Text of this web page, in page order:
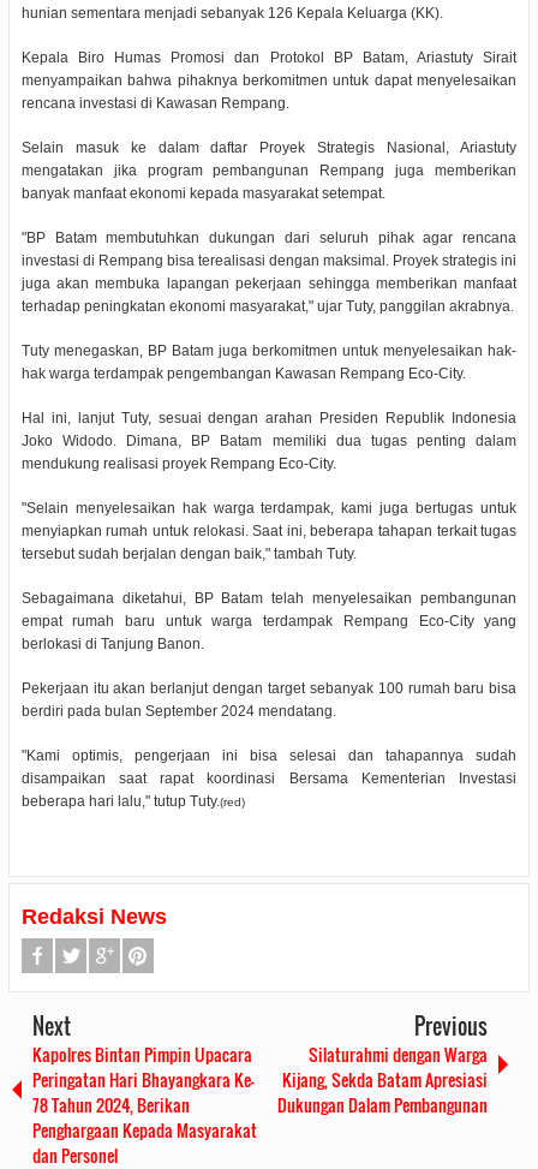
hunian sementara menjadi sebanyak 126 Kepala Keluarga (KK).
Kepala Biro Humas Promosi dan Protokol BP Batam, Ariastuty Sirait
menyampaikan bahwa pihaknya berkomitmen untuk dapat menyelesaikan
rencana investasi di Kawasan Rempang.
Selain masuk ke dalam daftar Proyek Strategis Nasional, Ariastuty
mengatakan jika program pembangunan Rempang juga memberikan
banyak manfaat ekonomi kepada masyarakat setempat.
"BP Batam membutuhkan dukungan dari seluruh pihak agar rencana
investasi di Rempang bisa terealisasi dengan maksimal. Proyek strategis ini
juga akan membuka lapangan pekerjaan sehingga memberikan manfaat
terhadap peningkatan ekonomi masyarakat," ujar Tuty, panggilan akrabnya.
Tuty menegaskan, BP Batam juga berkomitmen untuk menyelesaikan hak-
hak warga terdampak pengembangan Kawasan Rempang Eco-City.
Hal ini, lanjut Tuty, sesuai dengan arahan Presiden Republik Indonesia
Joko Widodo. Dimana, BP Batam memiliki dua tugas penting dalam
mendukung realisasi proyek Rempang Eco-City.
"Selain menyelesaikan hak warga terdampak, kami juga bertugas untuk
menyiapkan rumah untuk relokasi. Saat ini, beberapa tahapan terkait tugas
tersebut sudah berjalan dengan baik," tambah Tuty.
Sebagaimana diketahui, BP Batam telah menyelesaikan pembangunan
empat rumah baru untuk warga terdampak Rempang Eco-City yang
berlokasi di Tanjung Banon.
Pekerjaan itu akan berlanjut dengan target sebanyak 100 rumah baru bisa
berdiri pada bulan September 2024 mendatang.
"Kami optimis, pengerjaan ini bisa selesai dan tahapannya sudah
disampaikan saat rapat koordinasi Bersama Kementerian Investasi
beberapa hari lalu," tutup Tuty.(red)
Redaksi News
Next
Kapolres Bintan Pimpin Upacara
Peringatan Hari Bhayangkara Ke-
78 Tahun 2024, Berikan
Penghargaan Kepada Masyarakat
dan Personel
Previous
Silaturahmi dengan Warga
Kijang, Sekda Batam Apresiasi
Dukungan Dalam Pembangunan